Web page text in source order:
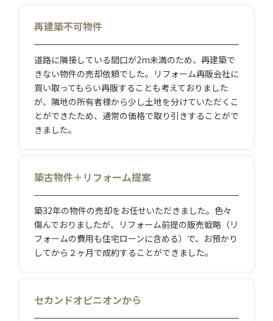
再建築不可物件
道路に隣接している間口が2m未満のため、再建築で
きない物件の売却依頼でした。リフォーム再販会社に
買い取ってもらい再販することも考えておりました
が、隣地の所有者様から少し土地を分けていただくこ
とができたため、通常の価格で取り引きすることがで
きました。
築古物件＋リフォーム提案
築32年の物件の売却をお任せいただきました。色々
傷んでおりましたが、リフォーム前提の販売戦略（リ
フォームの費用も住宅ローンに含める）で、お預かり
してから２ヶ月で成約することができました。
セカンドオピニオンから